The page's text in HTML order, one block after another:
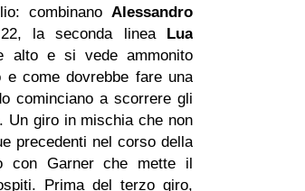
combinano Alessandro
la seconda linea Lua
alto e si vede ammonito
e come dovrebbe fare una
cominciano a scorrere gli
Un giro in mischia che non
precedenti nel corso della
con Garner che mette il
Prima del terzo giro,